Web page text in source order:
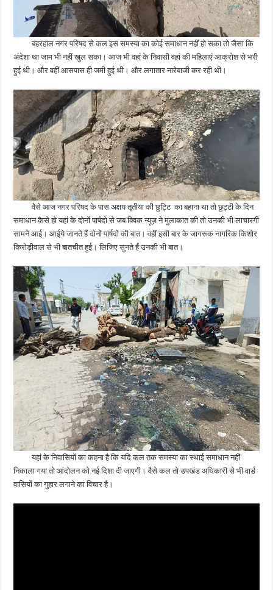
बहरहाल नगर परिषद से कल इस समस्या का कोई समाधान नहीं हो सका तो जैसा कि
अंदेशा था जाम भी नहीं खुल सका। आज भी वहां के निवासी वहां की महिलाएं आक्रोश से भरी
हुई थी। और वहीं आसपास ही जमी हुई थी। और लगातार नारेबाजी कर रही थी।
वैसे आज नगर परिषद के पास अक्षय तृतीया की छुट्टि का बहाना था तो छुट्टी के दिन
समाधान कैसे हो यहां के दोनों पार्षदो से जब क्विक न्यूज़ ने मुलाकात की तो उनकी भी लाचारगी
सामने आई। आईये जानते हैं दोनों पार्षदों की बात। वहीं इसी बार के जागरूक नागरिक किशोर
किरोड़ीवाल से भी बातचीत हुई। लिजिए सुनते हैं उनकी भी बात।
यहां के निवासियों का कहना है कि यदि कल तक समस्या का स्थाई समाधान नहीं
निकाला गया तो आंदोलन को नई दिशा दी जाएगी। वैसे कल तो उपखंड अधिकारी से भी वार्ड
वासियों का गुहार लगाने का विचार है।